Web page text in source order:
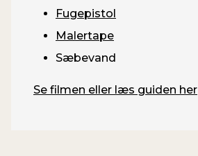
Fugepistol
Malertape
Sæbevand
Se filmen eller læs guiden her